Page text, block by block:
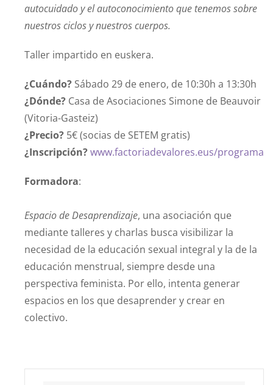
autocuidado y el autoconocimiento que tenemos sobre
nuestros ciclos y nuestros cuerpos.
Taller impartido en euskera.
¿Cuándo? Sábado 29 de enero, de 10:30h a 13:30h
¿Dónde? Casa de Asociaciones Simone de Beauvoir
(Vitoria-Gasteiz)
¿Precio? 5€ (socias de SETEM gratis)
¿Inscripción?www.factoriadevalores.eus/programa
Formadora:
Espacio de Desaprendizaje, una asociación que
mediante talleres y charlas busca visibilizar la
necesidad de la educación sexual integral y la de la
educación menstrual, siempre desde una
perspectiva feminista. Por ello, intenta generar
espacios en los que desaprender y crear en
colectivo.